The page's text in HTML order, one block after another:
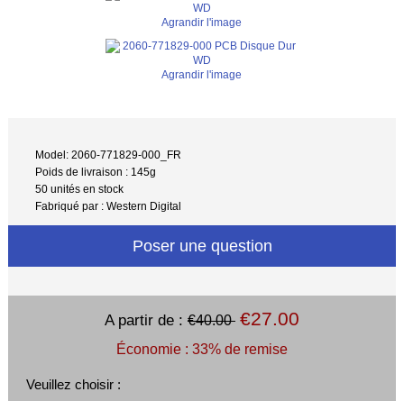
Agrandir l'image
Agrandir l'image
Model: 2060-771829-000_FR
Poids de livraison : 145g
50 unités en stock
Fabriqué par : Western Digital
Poser une question
A partir de : €40.00 €27.00
Économie : 33% de remise
Veuillez choisir :